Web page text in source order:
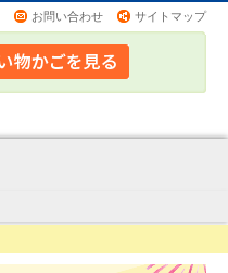
お問い合わせ サイトマップ